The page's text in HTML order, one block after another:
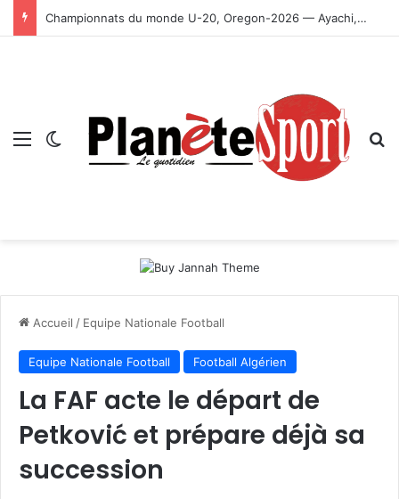
Championnats du monde U-20, Oregon-2026 — Ayachi, Dissa, Touahria et Ghezali en finale
Menu Switch skin
Accueil / Equipe Nationale Football
Equipe Nationale Football Football Algérien
La FAF acte le départ de
Petković et prépare déjà sa
succession